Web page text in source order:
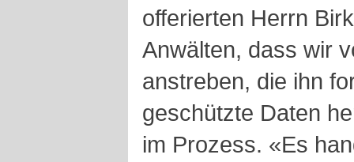
offerierten Herrn
Anwälten, dass wir
anstreben, die ihn
geschützte Daten
im Prozess. «Es